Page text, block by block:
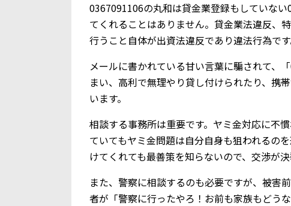
0367091106の丸和は貸金業登録もしていな
てくれることはありません。貸金業法違反、
行うこと自体が出資法違反であり違法行為です
メールに書かれている甘い言葉に騙されて、
まい、高利で無理やり貸し付けられたり、携
います。
相談する事務所は重要です。ヤミ金対応に不
ていてもヤミ金問題は自分自身も狙われるの
けてくれても最善策を知らないので、交渉が
また、警察に相談するのも必要ですが、被害
者が「警察に行ったやろ！お前も家族もどう